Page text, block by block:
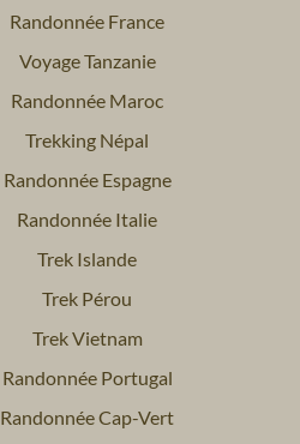
Randonnée France
Voyage Tanzanie
Randonnée Maroc
Trekking Népal
Randonnée Espagne
Randonnée Italie
Trek Islande
Trek Pérou
Trek Vietnam
Randonnée Portugal
Randonnée Cap-Vert